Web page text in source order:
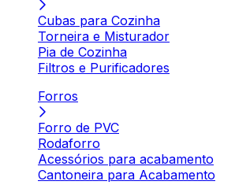
Cubas para Cozinha
Torneira e Misturador
Pia de Cozinha
Filtros e Purificadores
Forros
Forro de PVC
Rodaforro
Acessórios para acabamento
Cantoneira para Acabamento